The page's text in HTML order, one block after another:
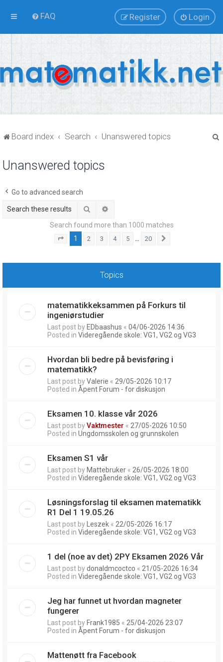
FAQ Login
Register
Board index Search Unanswered topics
Unanswered topics
Go to advanced search
Search
Search found more than 1000 matches
Page of 20
1 2 3 4 5 20
Topics
matematikkeksammen på Forkurs til
ingeniørstudier
Last post by EDbaashus « 04/06-2026 14:36
Posted in Videregående skole: VG1, VG2 og VG3
Hvordan bli bedre på bevisføring i
matematikk?
Last post byValerie « 29/05-2026 10:17
Posted in Åpent Forum - for diskusjon
Eksamen 10. klasse vår 2026
Last post byVaktmester « 27/05-2026 10:50
Posted in Ungdomsskolen og grunnskolen
Eksamen S1 vår
Last post by Mattebruker « 26/05-2026 18:00
Posted in Videregående skole: VG1, VG2 og VG3
Løsningsforslag til eksamen matematikk
R1 Del 1 19.05.26
Last post by Leszek « 22/05-2026 16:17
Posted in Videregående skole: VG1, VG2 og VG3
1 del (noe av det) 2PY Eksamen 2026 Vår
Last post bydonaldmcoctco « 21/05-2026 16:34
Posted in Videregående skole: VG1, VG2 og VG3
Jeg har funnet ut hvordan magneter
fungerer
Last post by Frank1985 « 25/04-2026 23:07
Posted in Åpent Forum - for diskusjon
Mattenøtt fra Facebook